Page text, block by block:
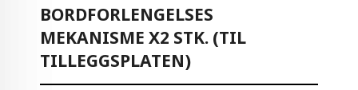
BORDFORLENGELSES
MEKANISME X2 STK. (TIL
TILLEGGSPLATEN)